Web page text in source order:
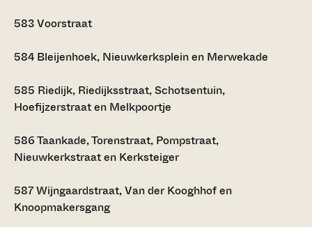
583Voorstraat
584 Bleijenhoek, Nieuwkerksplein en Merwekade
585 Riedijk, Riedijksstraat, Schotsentuin,
Hoefijzerstraat en Melkpoortje
586Taankade, Torenstraat, Pompstraat,
Nieuwkerkstraat en Kerksteiger
587Wijngaardstraat, Van der Kooghhof en
Knoopmakersgang